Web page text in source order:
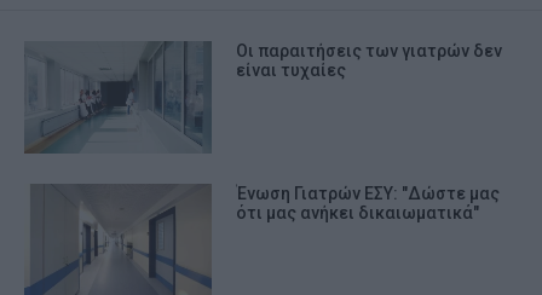
Oι παραιτήσεις των γιατρών δεν
είναι τυχαίες
Ένωση Γιατρών ΕΣΥ: "Δώστε μας
ότι μας ανήκει δικαιωματικά"